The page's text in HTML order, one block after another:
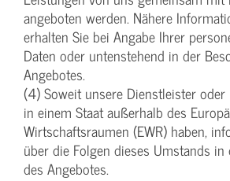
angeboten werden. Nähere
erhalten Sie bei Angabe Ihrer
Daten oder untenstehend in der
Angebotes.
(4) Soweit unsere Dienstleister
in einem Staat außerhalb des
Wirtschaftsraumen (EWR) haben,
über die Folgen dieses Umstands
des Angebotes.